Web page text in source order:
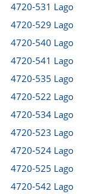
4720-531 Lago
4720-529 Lago
4720-540 Lago
4720-541 Lago
4720-535 Lago
4720-522 Lago
4720-534 Lago
4720-523 Lago
4720-524 Lago
4720-525 Lago
4720-542 Lago